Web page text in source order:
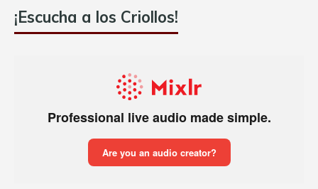
¡Escucha a los Criollos!